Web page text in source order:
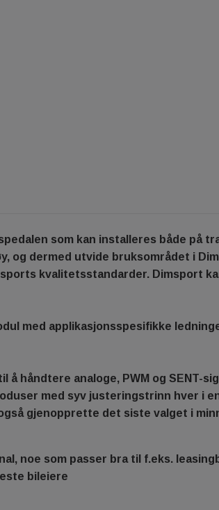
som kan installeres både på
og dermed utvide bruksområdet i
kvalitetsstandarder. Dimsport
med applikasjonsspesifikke
å håndtere analoge, PWM og SENT-
med syv justeringstrinn hver i
gjenopprette det siste valget i
noe som passer bra til f.eks.
bileiere